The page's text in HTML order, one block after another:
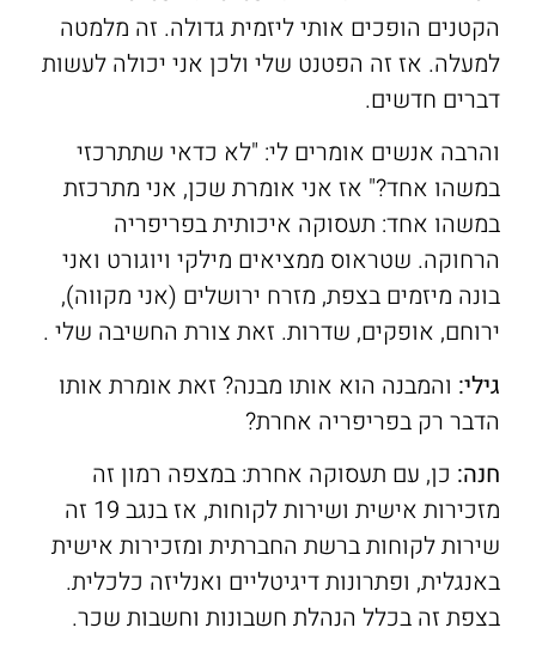
הקטנים הופכים אותי ליזמית גדולה. זה מלמטה
למעלה. אז זה הפטנט שלי ולכן אני יכולה לעשות
דברים חדשים.
והרבה אנשים אומרים לי: "לא כדאי שתתרכזי
במשהו אחד?" אז אני אומרת שכן, אני מתרכזת
במשהו אחד: תעסוקה איכותית בפריפריה
הרחוקה. שטראוס ממציאים מילקי ויוגורט ואני
בונה מיזמים בצפת, מזרח ירושלים (אני מקווה),
ירוחם, אופקים, שדרות. זאת צורת החשיבה שלי .
גילי: והמבנה הוא אותו מבנה? זאת אומרת אותו
הדבר רק בפריפריה אחרת?
חנה: כן, עם תעסוקה אחרת: במצפה רמון זה
מזכירות אישית ושירות לקוחות, אז בנגב 19 זה
שירות לקוחות ברשת החברתית ומזכירות אישית
באנגלית, ופתרונות דיגיטליים ואנליזה כלכלית.
בצפת זה בכלל הנהלת חשבונות וחשבות שכר.